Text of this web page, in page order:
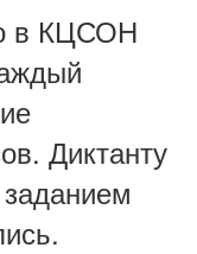
в КЦСОН
Диктанту